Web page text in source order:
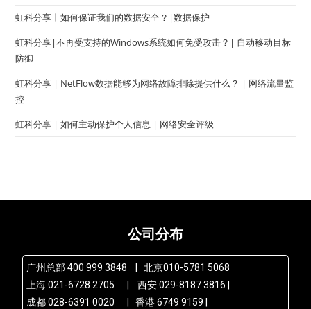
虹科分享丨如何保证我们的数据安全？|数据保护
虹科分享|不再受支持的Windows系统如何免受攻击？| 自动移动目标
防御
虹科分享 | NetFlow数据能够为网络故障排除提供什么？ | 网络流量监
控
虹科分享 | 如何主动保护个人信息 | 网络安全评级
公司分布
广州总部 400 999 3848 | 北京010-5781 5068
上海 021-6728 2705 | 西安 029-8187 3816 |
成都 028-6391 0020 | 香港 6749 9159 |